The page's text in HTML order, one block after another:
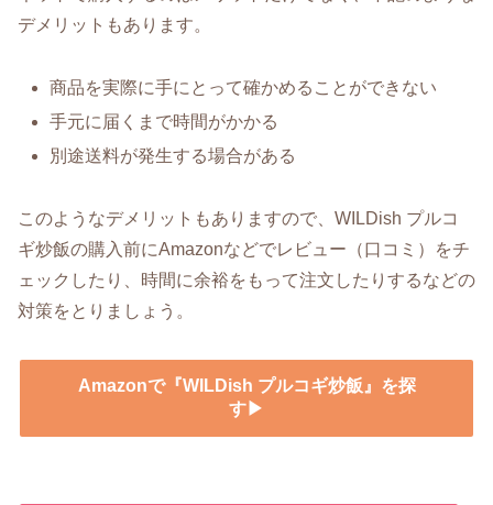
デメリットもあります。
商品を実際に手にとって確かめることができない
手元に届くまで時間がかかる
別途送料が発生する場合がある
このようなデメリットもありますので、WILDish プルコ
ギ炒飯の購入前にAmazonなどでレビュー（口コミ）をチ
ェックしたり、時間に余裕をもって注文したりするなどの
対策をとりましょう。
Amazonで『WILDish プルコギ炒飯』を探
す▶